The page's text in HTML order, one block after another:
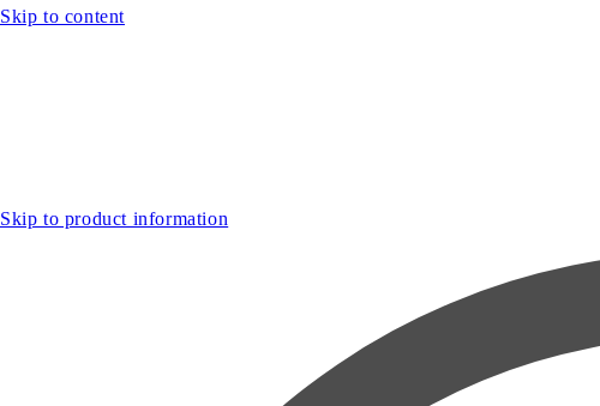
Skip to content
Skip to product information